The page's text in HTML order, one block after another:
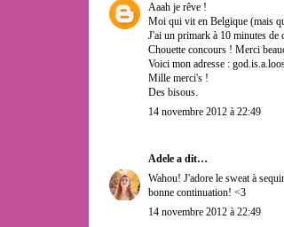
Aaah je rêve !
Moi qui vit en Belgique (mais
J'ai un primark à 10 minutes de
Chouette concours ! Merci
Voici mon adresse :
Mille merci's !
Des bisous.
14 novembre 2012 à 22:49
Adele a dit…
Wahou! J'adore le sweat à
bonne continuation! <3
14 novembre 2012 à 22:49